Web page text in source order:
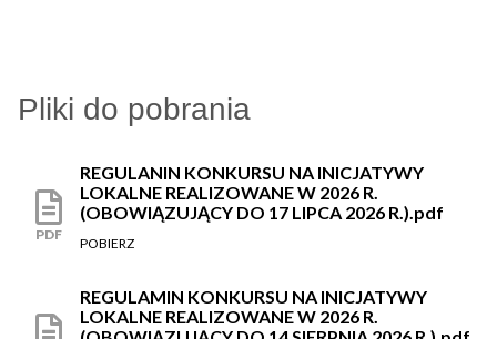
Pliki do pobrania
PDF
REGULANIN KONKURSU NA INICJATYWY
LOKALNE REALIZOWANE W 2026 R.
(OBOWIĄZUJĄCY DO 17 LIPCA 2026 R.).pdf
POBIERZ
REGULAMIN KONKURSU NA INICJATYWY
LOKALNE REALIZOWANE W 2026 R.